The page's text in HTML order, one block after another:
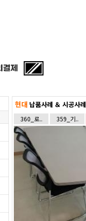
현대 납품사례 ＆ 시공사례
360_로.. 359_기..